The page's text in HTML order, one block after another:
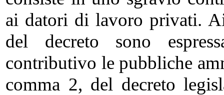
ai datori di lavoro privati.
del decreto sono
contributivo le pubbliche
comma 2, del decreto